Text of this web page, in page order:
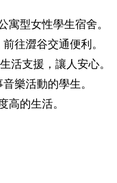
寓型女性學生宿舍。
往澀谷交通便利。
活支援，讓人安心。
樂活動的學生。
高的生活。